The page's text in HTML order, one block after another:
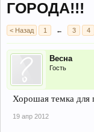
ГОРОДА!!!
< Назад 1 ← 3 4
Весна
Гость
Хорошая темка для
19 апр 2012